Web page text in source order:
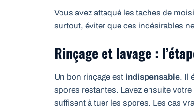
Vous avez attaqué les taches de
surtout, éviter que ces indésirables
Rinçage et lavage :
Un bon rinçage est indispensable. Il
spores restantes. Lavez ensuite
suffisent à tuer les spores. Les cas